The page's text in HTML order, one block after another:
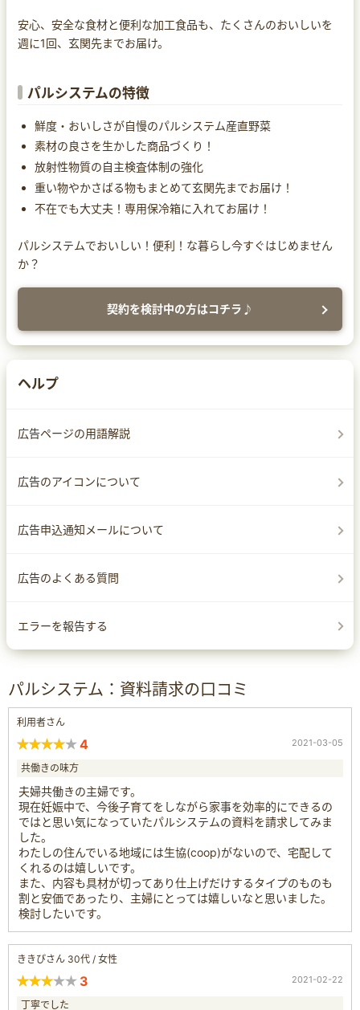
安心、安全な食材と便利な加工食品も、たくさんのおいしいを
週に1回、玄関先までお届け。
パルシステムの特徴
鮮度・おいしさが自慢のパルシステム産直野菜
素材の良さを生かした商品づくり！
放射性物質の自主検査体制の強化
重い物やかさばる物もまとめて玄関先までお届け！
不在でも大丈夫！専用保冷箱に入れてお届け！
パルシステムでおいしい！便利！な暮らし今すぐはじめません
か？
契約を検討中の方はコチラ♪
ヘルプ
広告ページの用語解説
広告のアイコンについて
広告申込通知メールについて
広告のよくある質問
エラーを報告する
パルシステム：資料請求の口コミ
利用者さん
4 2021-03-05
共働きの味方
夫婦共働きの主婦です。
現在妊娠中で、今後子育てをしながら家事を効率的にできるの
ではと思い気になっていたパルシステムの資料を請求してみま
した。
わたしの住んでいる地域には生協(coop)がないので、宅配して
くれるのは嬉しいです。
また、内容も具材が切ってあり仕上げだけするタイプのものも
割と安価であったり、主婦にとっては嬉しいなと思いました。
検討したいです。
ききぴさん 30代 / 女性
3 2021-02-22
丁寧でした